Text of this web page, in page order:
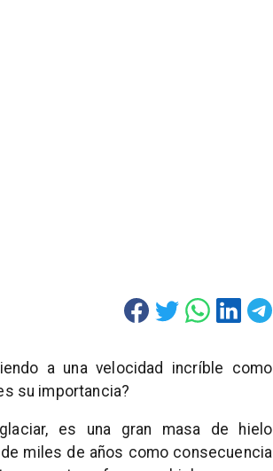
a una velocidad incríble como
su importancia?
es una gran masa de hielo
miles de años como consecuencia